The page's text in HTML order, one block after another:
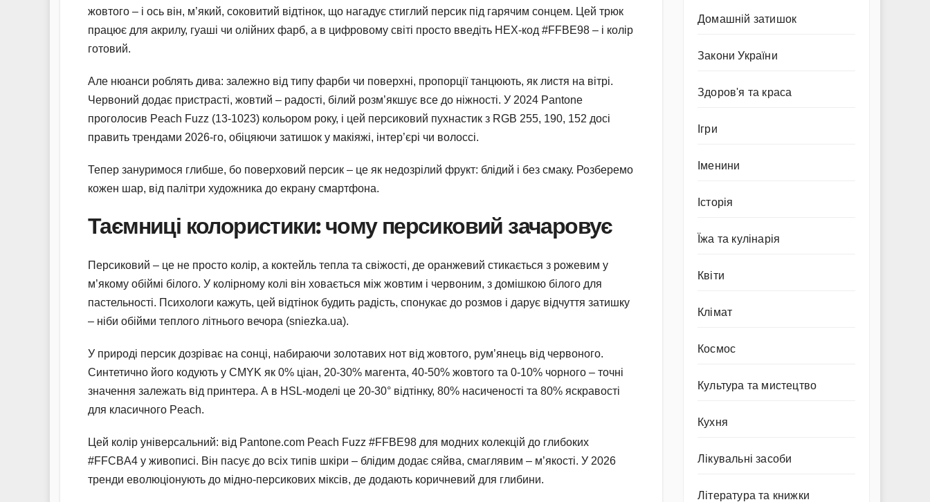
жовтого – і ось він, м’який, соковитий відтінок, що нагадує стиглий персик під гарячим сонцем. Цей трюк
працює для акрилу, гуаші чи олійних фарб, а в цифровому світі просто введіть HEX-код #FFBE98 – і колір
готовий.
Але нюанси роблять дива: залежно від типу фарби чи поверхні, пропорції танцюють, як листя на вітрі.
Червоний додає пристрасті, жовтий – радості, білий розм’якшує все до ніжності. У 2024 Pantone
проголосив Peach Fuzz (13-1023) кольором року, і цей персиковий пухнастик з RGB 255, 190, 152 досі
править трендами 2026-го, обіцяючи затишок у макіяжі, інтер’єрі чи волоссі.
Тепер зануримося глибше, бо поверховий персик – це як недозрілий фрукт: блідий і без смаку. Розберемо
кожен шар, від палітри художника до екрану смартфона.
Таємниці колористики: чому персиковий зачаровує
Персиковий – це не просто колір, а коктейль тепла та свіжості, де оранжевий стикається з рожевим у
м’якому обіймі білого. У колірному колі він ховається між жовтим і червоним, з домішкою білого для
пастельності. Психологи кажуть, цей відтінок будить радість, спонукає до розмов і дарує відчуття затишку
– ніби обійми теплого літнього вечора (sniezka.ua).
У природі персик дозріває на сонці, набираючи золотавих нот від жовтого, рум’янець від червоного.
Синтетично його кодують у CMYK як 0% ціан, 20-30% магента, 40-50% жовтого та 0-10% чорного – точні
значення залежать від принтера. А в HSL-моделі це 20-30° відтінку, 80% насиченості та 80% яскравості
для класичного Peach.
Цей колір універсальний: від Pantone.com Peach Fuzz #FFBE98 для модних колекцій до глибоких
#FFCBA4 у живописі. Він пасує до всіх типів шкіри – блідим додає сяйва, смаглявим – м’якості. У 2026
тренди еволюціонують до мідно-персикових міксів, де додають коричневий для глибини.
Домашній затишок
Закони України
Здоров'я та краса
Ігри
Іменини
Історія
Їжа та кулінарія
Квіти
Клімат
Космос
Культура та мистецтво
Кухня
Лікувальні засоби
Література та книжки